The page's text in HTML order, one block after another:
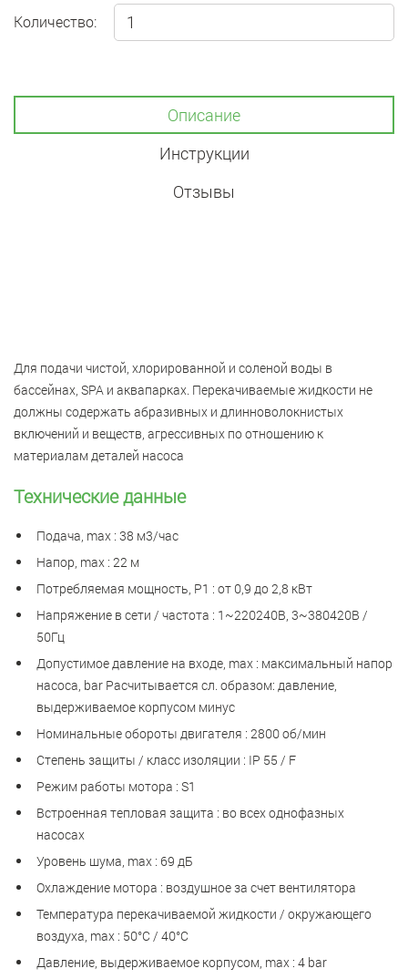
Количество:
Описание
Инструкции
Отзывы
Для подачи чистой, хлорированной и соленой воды в
бассейнах, SPA и аквапарках. Перекачиваемые жидкости не
должны содержать абразивных и длинноволокнистых
включений и веществ, агрессивных по отношению к
материалам деталей насоса
Технические данные
Подача, max : 38 м3/час
Напор, max : 22 м
Потребляемая мощность, Р1 : от 0,9 до 2,8 кВт
Напряжение в сети / частота : 1~220240B, 3~380420В /
50Гц
Допустимое давление на входе, max : максимальный напор
насоса, bar Расчитывается сл. образом: давление,
выдерживаемое корпусом минус
Номинальные обороты двигателя : 2800 об/мин
Степень защиты / класс изоляции : IP 55 / F
Режим работы мотора : S1
Встроенная тепловая защита : во всех однофазных
насосах
Уровень шума, max : 69 дБ
Охлаждение мотора : воздушное за счет вентилятора
Температура перекачиваемой жидкости / окружающего
воздуха, max : 50°С / 40°С
Давление, выдерживаемое корпусом, max : 4 bar